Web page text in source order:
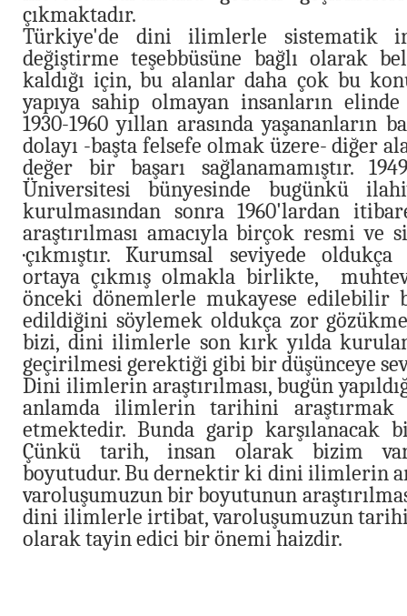
çıkmaktadır.
Türkiye'de dini ilimlerle sistematik
değiştirme teşebbüsüne bağlı olarak
kaldığı için, bu alanlar daha çok bu
yapıya sahip olmayan insanların
1930-1960 yıllan arasında yaşananların
dolayı -başta felsefe olmak üzere- diğer
değer bir başarı sağlanamamıştır.
Üniversitesi bünyesinde bugünkü
kurulmasından sonra 1960'lardan
araştırılması amacıyla birçok resmi ve
·çıkmıştır. Kurumsal seviyede
ortaya çıkmış olmakla birlikte,
önceki dönemlerle mukayese edilebilir
edildiğini söylemek oldukça zor
bizi, dini ilimlerle son kırk yılda
geçirilmesi gerektiği gibi bir düşünceye
Dini ilimlerin araştırılması, bugün
anlamda ilimlerin tarihini araştırmak
etmektedir. Bunda garip karşılanacak
Çünkü tarih, insan olarak bizim
boyutudur. Bu dernektir ki dini ilimlerin
varoluşumuzun bir boyutunun
dini ilimlerle irtibat, varoluşumuzun
olarak tayin edici bir önemi haizdir.